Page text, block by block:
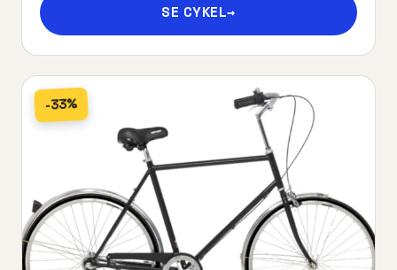
SE CYKEL→
-33%